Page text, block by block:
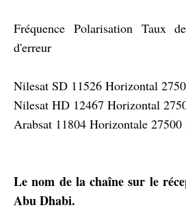
Fréquence Polarisation Taux
d'erreur
Nilesat SD 11526 Horizontal
Nilesat HD 12467 Horizontal
Arabsat 11804 Horizontale 27500
Le nom de la chaîne sur le
Abu Dhabi.